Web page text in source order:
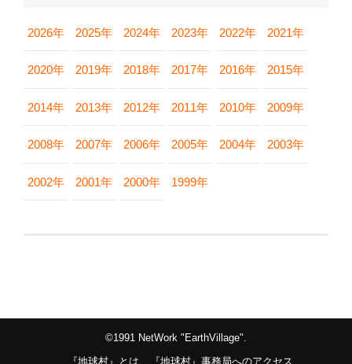
2026年 2025年 2024年 2023年 2022年 2021年
2020年 2019年 2018年 2017年 2016年 2015年
2014年 2013年 2012年 2011年 2010年 2009年
2008年 2007年 2006年 2005年 2004年 2003年
2002年 2001年 2000年 1999年
©1991 NetWork "EarthVillage".
『地球村』とは
『地球村』事務局へのアクセス